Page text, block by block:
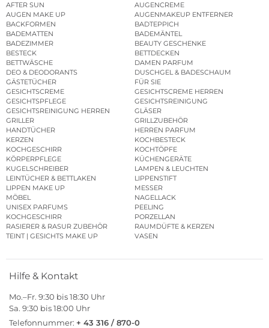
AFTER SUN
AUGENCREME
AUGEN MAKE UP
AUGENMAKEUP ENTFERNER
BACKFORMEN
BADTEPPICH
BADEMATTEN
BADEMÄNTEL
BADEZIMMER
BEAUTY GESCHENKE
BESTECK
BETTDECKEN
BETTWÄSCHE
DAMEN PARFUM
DEO & DEODORANTS
DUSCHGEL & BADESCHAUM
GÄSTETÜCHER
FÜR SIE
GESICHTSCREME
GESICHTSCREME HERREN
GESICHTSPFLEGE
GESICHTSREINIGUNG
GESICHTSREINIGUNG HERREN
GLÄSER
GRILLER
GRILLZUBEHÖR
HANDTÜCHER
HERREN PARFUM
KERZEN
KOCHBESTECK
KOCHGESCHIRR
KOCHTÖPFE
KÖRPERPFLEGE
KÜCHENGERÄTE
KUGELSCHREIBER
LAMPEN & LEUCHTEN
LEINTÜCHER & BETTLAKEN
LIPPENSTIFT
LIPPEN MAKE UP
MESSER
MÖBEL
NAGELLACK
UNISEX PARFUMS
PEELING
KOCHGESCHIRR
PORZELLAN
RASIERER & RASUR ZUBEHÖR
RAUMDÜFTE & KERZEN
TEINT | GESICHTS MAKE UP
VASEN
Hilfe & Kontakt
Mo.–Fr. 9:30 bis 18:30 Uhr
Sa. 9:30 bis 18:00 Uhr
Telefonnummer: + 43 316 / 870-0